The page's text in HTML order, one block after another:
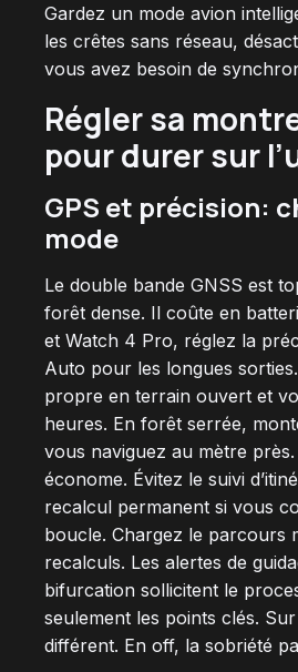
Gardez un mode avion
les crêtes sans réseau,
vous avez besoin de
Régler sa
pour durer sur
GPS et précision:
mode
Le double bande GNSS est
forêt dense. Il coûte en
et Watch 4 Pro, réglez la
Auto pour les longues
propre en terrain ouvert et
heures. En forêt serrée,
vous naviguez au mètre
économe. Évitez le suivi
recalcul permanent si vous
boucle. Chargez le parcours
recalculs. Les alertes de
bifurcation sollicitent le
seulement les points clés.
différent. En off, la sobriété